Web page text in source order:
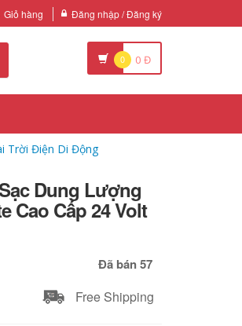
Giỏ hàng Đăng nhập / Đăng ký
0 0 Đ
Trời Điện Di Động
Dung Lượng
Cao Cấp 24 Volt
Đã bán 57
Free Shipping